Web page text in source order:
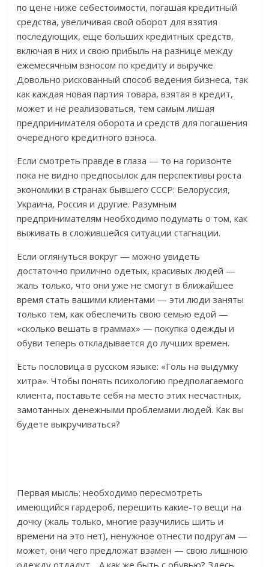
по цене ниже себестоимости, погашая кредитный
средства, увеличивая свой оборот для взятия
последующих, еще больших кредитных средств,
включая в них и свою прибыль на разнице между
ежемесячным взносом по кредиту и выручке.
Довольно рискованный способ ведения бизнеса, так
как каждая новая партия товара, взятая в кредит,
может и не реализоваться, тем самым лишая
предпринимателя оборота и средств для погашения
очередного кредитного взноса.
Если смотреть правде в глаза — то на горизонте
пока не видно предпосылок для перспективы роста
экономики в странах бывшего СССР: Белоруссия,
Украина, Россия и другие. Разумным
предпринимателям необходимо подумать о том, как
выживать в сложившейся ситуации стагнации.
Если оглянуться вокруг — можно увидеть
достаточно прилично одетых, красивых людей —
жаль только, что они уже не смогут в ближайшее
время стать вашими клиентами — эти люди заняты
только тем, как обеспечить свою семью едой —
«сколько вешать в граммах» — покупка одежды и
обуви теперь откладывается до лучших времен.
Есть пословица в русском языке: «Голь на выдумку
хитра». Чтобы понять психологию предполагаемого
клиента, поставьте себя на место этих несчастных,
замотанных денежными проблемами людей. Как вы
будете выкручиваться?
Первая мысль: необходимо пересмотреть
имеющийся гардероб, перешить какие-то вещи на
дочку (жаль только, многие разучились шить и
времени на это нет), ненужное отнести подругам —
может, они чего предложат взамен — свою лишнюю